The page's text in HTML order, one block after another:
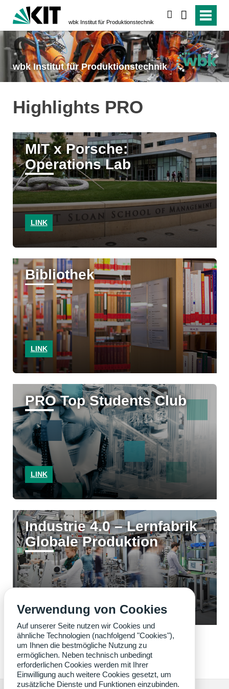
wbk Institut für Produktionstechnik
wbk Institut für Produktionstechnik
Highlights PRO
MIT x Porsche:
Operations Lab
LINK
Bibliothek
LINK
PRO Top Students Club
LINK
Industrie 4.0 – Lernfabrik
Globale Produktion
Verwendung von Cookies
Auf unserer Seite nutzen wir Cookies und
ähnliche Technologien (nachfolgend "Cookies"),
um Ihnen die bestmögliche Nutzung zu
ermöglichen. Neben technisch unbedingt
erforderlichen Cookies werden mit Ihrer
Einwilligung auch weitere Cookies gesetzt, um
zusätzliche Dienste und Funktionen einzubinden.